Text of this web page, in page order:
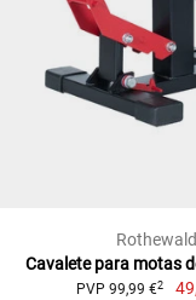
Rothewald
Cavalete para motas
PVP 99,99 €2